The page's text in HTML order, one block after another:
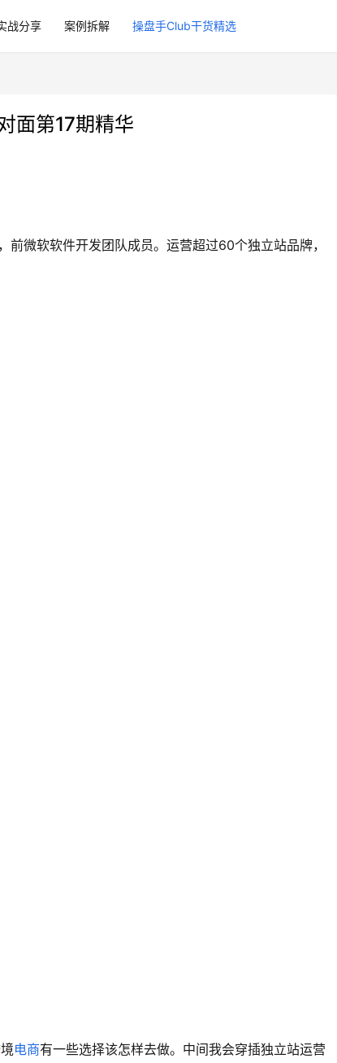
战分享 案例拆解 操盘手Club干货精选
面第17期精华
微软软件开发团队成员。运营超过60个独立站品牌，
电商有一些选择该怎样去做。中间我会穿插独立站运营